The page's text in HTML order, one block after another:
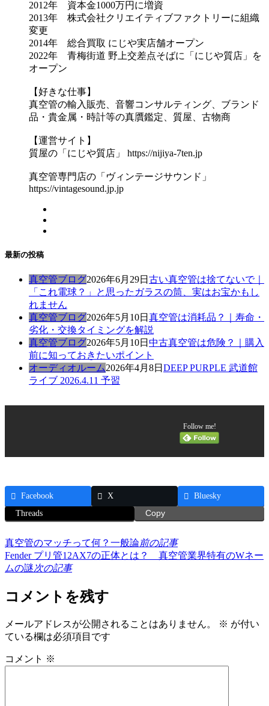
2012年 資本金1000万円に増資
2013年 株式会社クリエイティブファクトリーに組織
変更
2014年 総合買取 にじや実店舗オープン
2022年 青梅街道 野上交差点そばに「にじや質店」を
オープン
【好きな仕事】
真空管の輸入販売、音響コンサルティング、ブランド
品・貴金属・時計等の真贋鑑定、質屋、古物商
【運営サイト】
質屋の「にじや質店」 https://nijiya-7ten.jp
真空管専門店の「ヴィンテージサウンド」
https://vintagesound.jp.jp
最新の投稿
真空管ブログ2026年6月29日 古い真空管は捨てないで｜
「これ電球？」と思ったガラスの筒、実はお宝かもし
れません
真空管ブログ2026年5月10日 真空管は消耗品？｜寿命・
劣化・交換タイミングを解説
真空管ブログ2026年5月10日 中古真空管は危険？｜購入
前に知っておきたいポイント
オーディオルーム2026年4月8日 DEEP PURPLE 武道館
ライブ 2026.4.11 予習
Follow me!
Facebook X
Bluesky
Threads
Copy
真空管のマッチって何？一般論前の記事
Fender プリ管12AX7の正体とは？ 真空管業界特有のWネー
ムの謎次の記事
コメントを残す
メールアドレスが公開されることはありません。 ※ が付い
ている欄は必須項目です
コメント ※